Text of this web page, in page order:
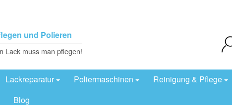
und Polieren
Lack muss man pflegen!
Lackreparatur Poliermaschinen Reinigung & Pflege
Blog